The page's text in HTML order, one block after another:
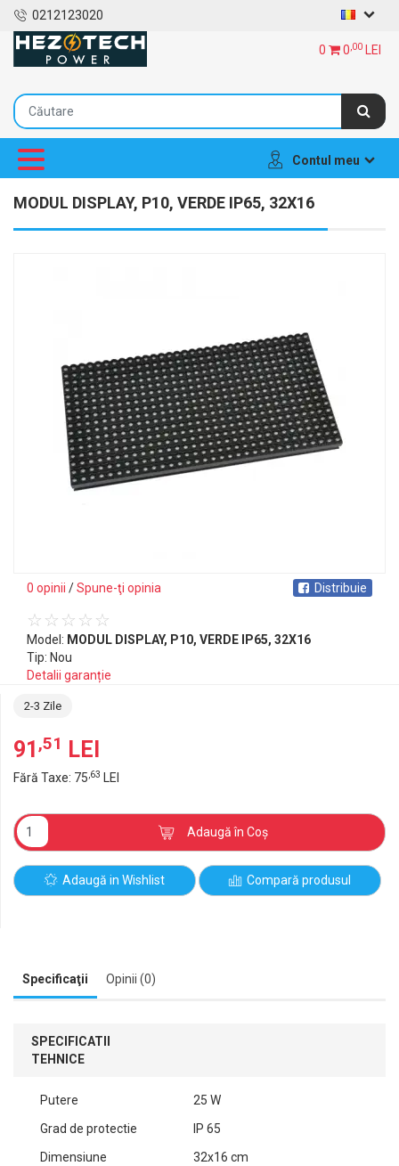
0212123020
0 0,00 LEI
Contul meu
MODUL DISPLAY, P10, VERDE IP65, 32X16
Distribuie
0 opinii /Spune-ţi opinia
Model: MODUL DISPLAY, P10, VERDE IP65, 32X16
Tip: Nou
Detalii garanție
2-3 Zile
91 ,51 LEI
Fără Taxe: 75,63 LEI
Adaugă în Coş
Adaugă in Wishlist Compară produsul
Specificaţii Opinii (0)
SPECIFICATII
TEHNICE
Putere
25 W
Grad de protectie
IP 65
Dimensiune
32x16 cm